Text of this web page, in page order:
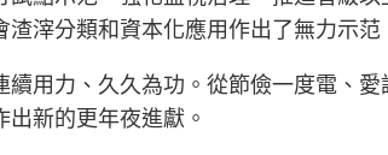
滓分類和資本化應用作出了無力示范
用力、久久為功。從節儉一度電、
新的更年夜進獻。